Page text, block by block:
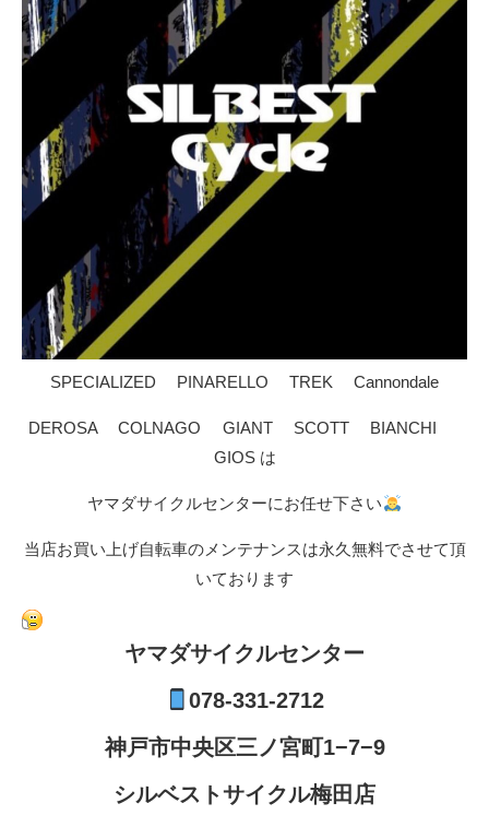
SPECIALIZED PINARELLO TREK Cannondale
DEROSA COLNAGO GIANT SCOTT BIANCHI
GIOS は
ヤマダサイクルセンターにお任せ下さい
当店お買い上げ自転車のメンテナンスは永久無料でさせて頂
いております
ヤマダサイクルセンター
078-331-2712
神戸市中央区三ノ宮町1−7−9
シルベストサイクル梅田店